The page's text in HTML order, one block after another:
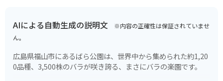
AIによる自動生成の説明文 ※内容の正確性は保証されていませ
ん。
広島県福山市にあるばら公園は、世界中から集められた約1,20
0品種、3,500株のバラが咲き誇る、まさにバラの楽園です。